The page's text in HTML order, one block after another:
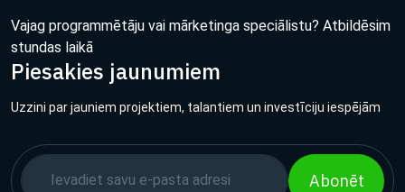
Vajag programmētāju vai mārketinga speciālistu? Atbildēsim
stundas laikā
Piesakies jaunumiem
Uzzini par jauniem projektiem, talantiem un investīciju iespējām
Abonēt